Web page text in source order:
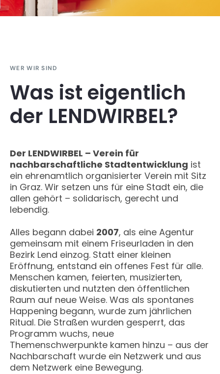
WER WIR SIND
Was ist eigentlich
der LENDWIRBEL?
Der LENDWIRBEL – Verein für
nachbarschaftliche Stadtentwicklung ist
ein ehrenamtlich organisierter Verein mit Sitz
in Graz. Wir setzen uns für eine Stadt ein, die
allen gehört – solidarisch, gerecht und
lebendig.
Alles begann dabei 2007, als eine Agentur
gemeinsam mit einem Friseurladen in den
Bezirk Lend einzog. Statt einer kleinen
Eröffnung, entstand ein offenes Fest für alle.
Menschen kamen, feierten, musizierten,
diskutierten und nutzten den öffentlichen
Raum auf neue Weise. Was als spontanes
Happening begann, wurde zum jährlichen
Ritual. Die Straßen wurden gesperrt, das
Programm wuchs, neue
Themenschwerpunkte kamen hinzu – aus der
Nachbarschaft wurde ein Netzwerk und aus
dem Netzwerk eine Bewegung.